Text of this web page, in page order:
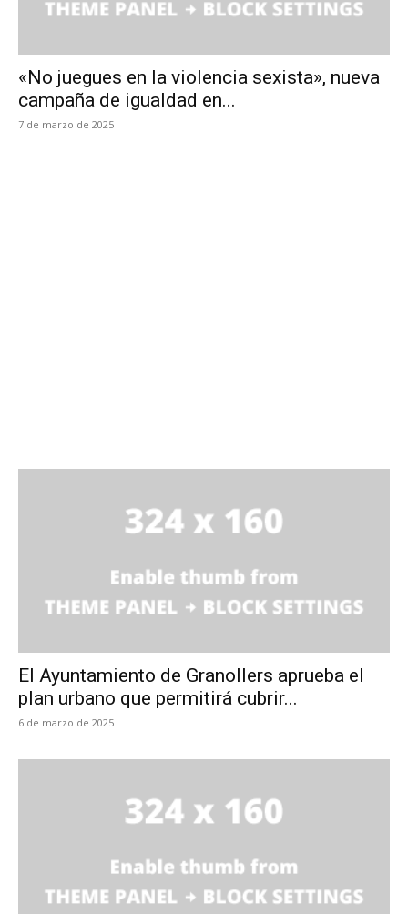
«No juegues en la violencia sexista», nueva
campaña de igualdad en...
7 de marzo de 2025
El Ayuntamiento de Granollers aprueba el
plan urbano que permitirá cubrir...
6 de marzo de 2025